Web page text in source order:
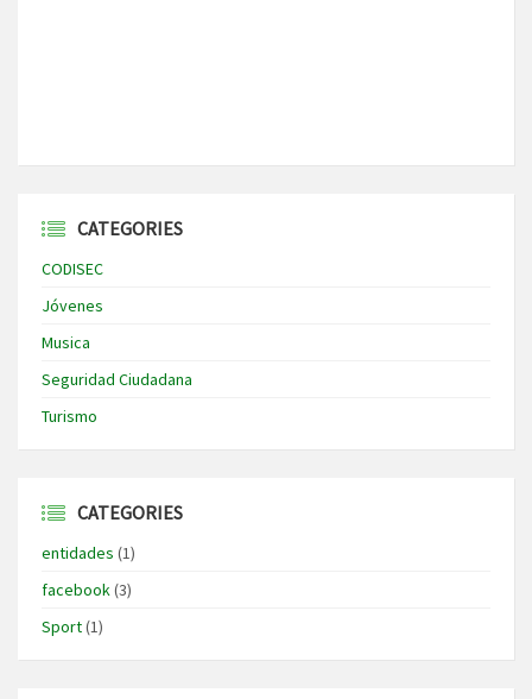
CATEGORIES
CODISEC
Jóvenes
Musica
Seguridad Ciudadana
Turismo
CATEGORIES
entidades (1)
facebook(3)
Sport(1)